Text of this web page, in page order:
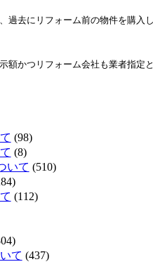
過去にリフォーム前の物件を購
額かつリフォーム会社も業者指
(98)
(8)
いて (510)
(112)
て (437)